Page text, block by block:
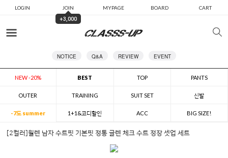
LOGIN JOIN MYPAGE BOARD CART
+3,000
NOTICE Q&A REVIEW EVENT
NEW -20% BEST TOP PANTS
OUTER TRAINING SUIT SET 신발
-7도 summer 1+1&코디할인 ACC BIG SIZE!
[2컬러]월렌 남자 수트핏 기본핏 정통 글렌 체크 수트 정장 셋업 세트